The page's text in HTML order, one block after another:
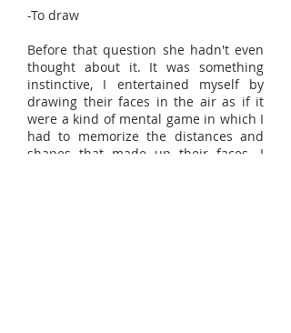
-To draw
Before that question she hadn't even
thought about it. It was something
instinctive, I entertained myself by
drawing their faces in the air as if it
were a kind of mental game in which I
had to memorize the distances and
shapes that made up their faces. I